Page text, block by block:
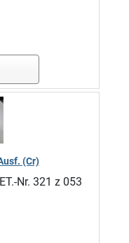
(Cr)
Nr. 321 z 053